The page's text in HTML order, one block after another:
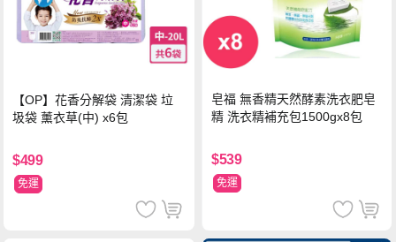
【OP】花香分解袋 清潔袋 垃
圾袋 薰衣草(中) x6包
$499
免運
皂福 無香精天然酵素洗衣肥皂
精 洗衣精補充包1500gx8包
$539
免運